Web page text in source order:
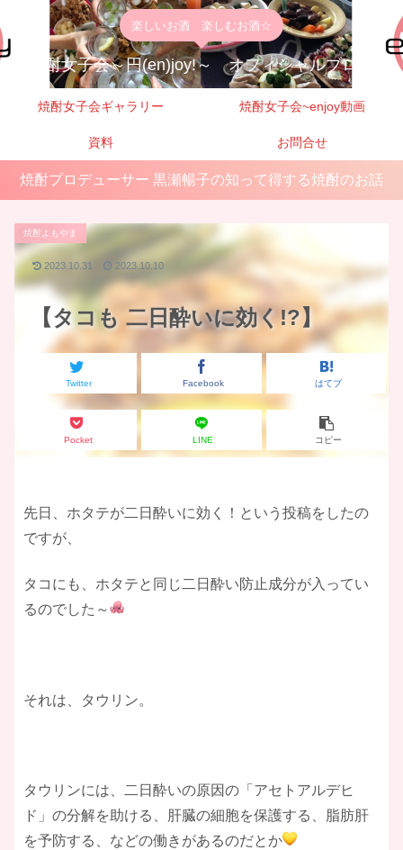
楽しいお酒 楽しむお酒☆
焼酎女子会～円(en)joy!～ オフィシャルブログ
焼酎女子会ギャラリー 焼酎女子会~enjoy動画
資料 お問合せ
焼酎プロデューサー 黒瀬暢子の知って得する焼酎のお話
【タコも 二日酔いに効く!?】
焼酎よもやま
Twitter Facebook はてブ
Pocket LINE コピー
2023.10.31 2023.10.10
先日、ホタテが二日酔いに効く！という投稿をしたの
ですが、
タコにも、ホタテと同じ二日酔い防止成分が入ってい
るのでした～
それは、タウリン。
タウリンには、二日酔いの原因の「アセトアルデヒ
ド」の分解を助ける、肝臓の細胞を保護する、脂肪肝
を予防する、などの働きがあるのだとか